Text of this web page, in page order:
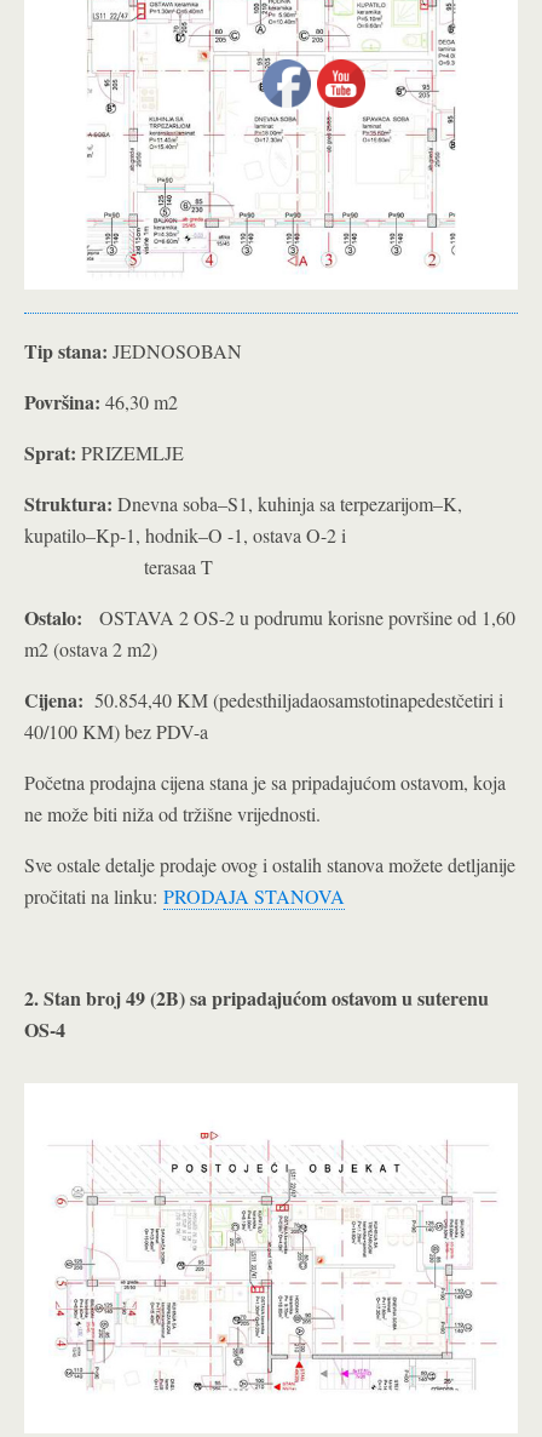
Tip stana: JEDNOSOBAN
Površina: 46,30 m2
Sprat: PRIZEMLJE
Struktura: Dnevna soba–S1, kuhinja sa terpezarijom–K,
kupatilo–Kp-1, hodnik–O -1, ostava O-2 i
terasaa T
Ostalo: OSTAVA 2 OS-2 u podrumu korisne površine od 1,60
m2 (ostava 2 m2)
Cijena: 50.854,40 KM (pedesthiljadaosamstotinapedestčetiri i
40/100 KM) bez PDV-a
Početna prodajna cijena stana je sa pripadajućom ostavom, koja
ne može biti niža od tržišne vrijednosti.
Sve ostale detalje prodaje ovog i ostalih stanova možete detljanije
pročitati na linku: PRODAJA STANOVA
2. Stan broj 49 (2B) sa pripadajućom ostavom u suterenu
OS-4